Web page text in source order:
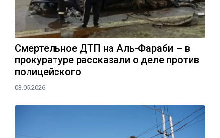
Смертельное ДТП на Аль-Фараби – в
прокуратуре рассказали о деле против
полицейского
03.05.2026